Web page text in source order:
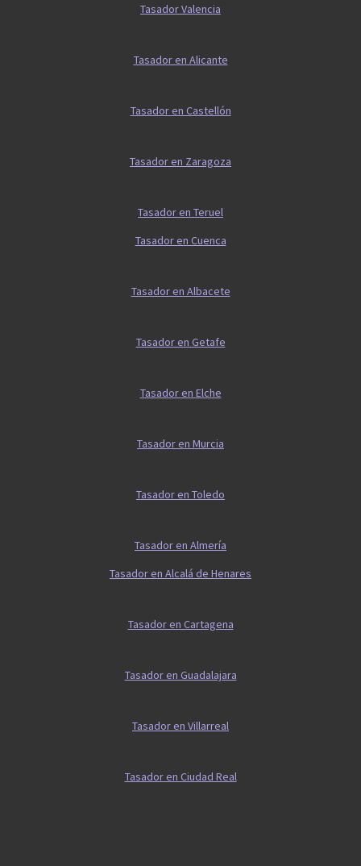
Tasador Valencia
Tasador en Alicante
Tasador en Castellón
Tasador en Zaragoza
Tasador en Teruel
Tasador en Cuenca
Tasador en Albacete
Tasador en Getafe
Tasador en Elche
Tasador en Murcia
Tasador en Toledo
Tasador en Almería
Tasador en Alcalá de Henares
Tasador en Cartagena
Tasador en Guadalajara
Tasador en Villarreal
Tasador en Ciudad Real